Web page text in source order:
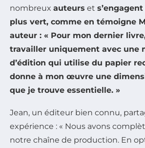
nombreux auteurs et
plus vert, comme en témoigne
auteur : « Pour mon dernier
travailler uniquement avec une
d’édition qui utilise du papier
donne à mon œuvre une
que je trouve essentielle. »
Jean, un éditeur bien connu,
expérience : « Nous avons
notre chaîne de production. En